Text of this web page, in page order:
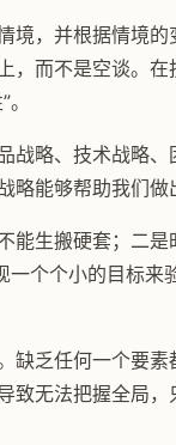
境，并根据情境
，而不是空谈。
战略、技术战略
能够帮助我们做
能生搬硬套；二
一个个小的目标来
缺乏任何一个要
致无法把握全局